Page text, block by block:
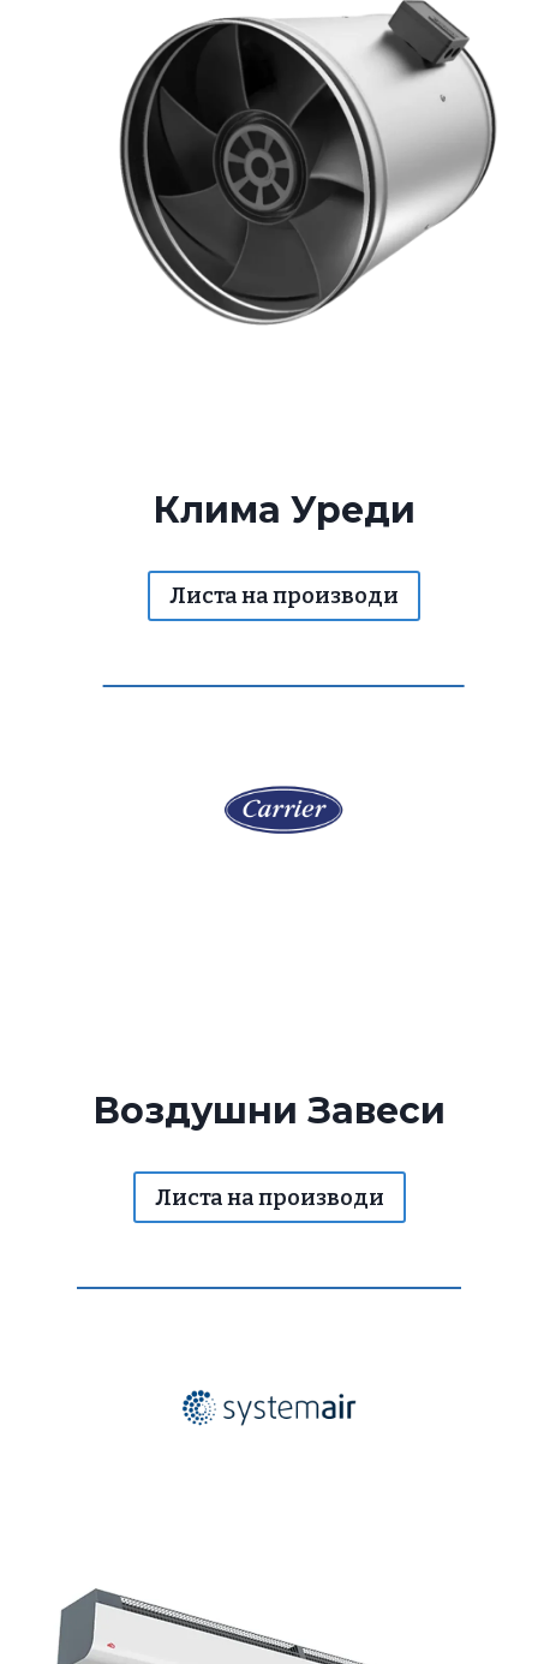
Клима Уреди
Листа на производи
Воздушни Завеси
Листа на производи